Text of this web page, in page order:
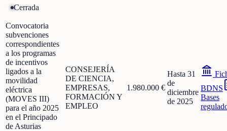
Cerrada
Convocatoria
subvenciones
correspondientes
a los programas
de incentivos
ligados a la
movilidad
eléctrica
(MOVES III)
para el año 2025
en el Principado
de Asturias
CONSEJERÍA
DE CIENCIA,
EMPRESAS,
FORMACIÓN Y
EMPLEO
1.980.000 €
Hasta 31
de
diciembre
de 2025
BDNS
Bases